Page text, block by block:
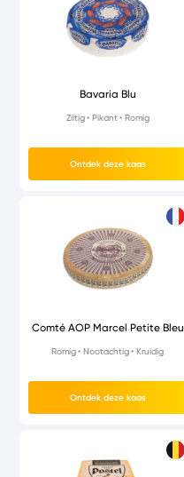
Bavaria Blu
Ziltig Pikant Romig
Ontdek deze kaas
Comté AOP Marcel Petite Bleu
Romig Nootachtig Kruidig
Ontdek deze kaas